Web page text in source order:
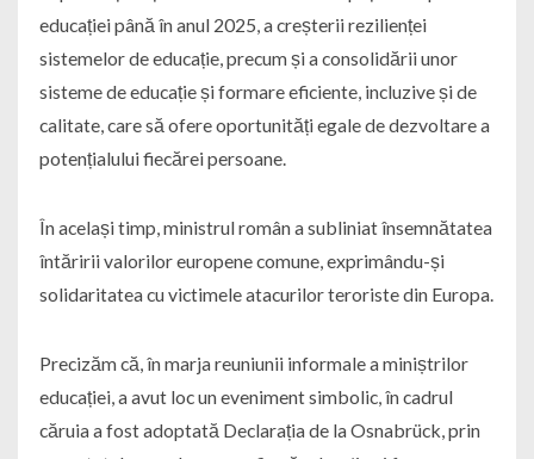
educației până în anul 2025, a creșterii rezilienței
sistemelor de educație, precum și a consolidării unor
sisteme de educație și formare eficiente, incluzive și de
calitate, care să ofere oportunități egale de dezvoltare a
potențialului fiecărei persoane.
În același timp, ministrul român a subliniat însemnătatea
întăririi valorilor europene comune, exprimându-și
solidaritatea cu victimele atacurilor teroriste din Europa.
Precizăm că, în marja reuniunii informale a miniștrilor
educației, a avut loc un eveniment simbolic, în cadrul
căruia a fost adoptată Declarația de la Osnabrück, prin